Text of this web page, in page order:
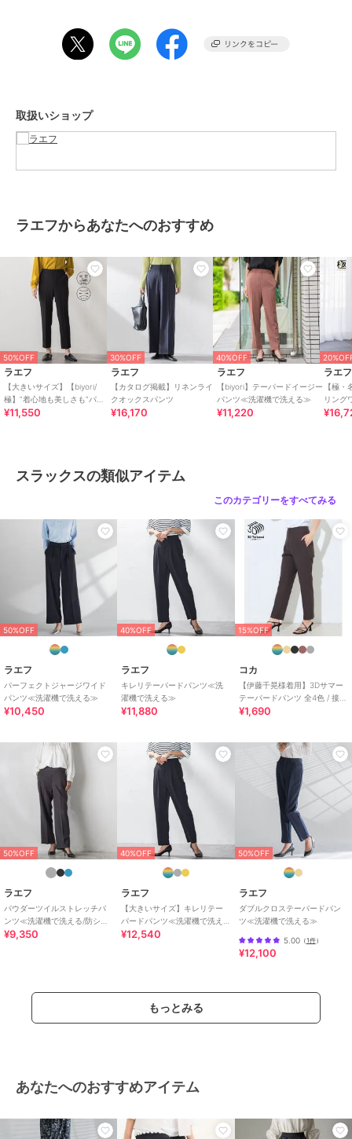
シワになりにくくイージーケア性にも優れた素材となっております。
自然乾燥：日陰の吊り干しがよい。
アイロン：底面温度120℃を限度としてアイロン仕上げができる。
イズが若干異なる場合がございます。
ます。
※撮影状況や光の当たり具合により、色合いが異なって見える場合が
ございます。
※商品タグに記載されたサイズはヌードサイズです。実際の商品のサ
イズは商品情報の実寸をご確認ください。
関連ワード：la.f… ラ エフ レディース 新作 大人コーデ シンプル フォ
ーマル モード マニッシュ 2025秋冬 2025AW 秋冬 秋物 秋服
商品カテゴリ パンツ ／スラックス
カラー ブラック、キャメル
サイズ 7号,9号,11号
素材
ポリエステル95％ ポリウレタン
商品のお取り扱い方法
お手入れ
洗濯機、漂白不可、タンブル乾燥
不可、自然乾燥、アイロン仕上げ
可、ドライ可、ウエットクリーニ
ング可
特徴
パンツ
スキニー・スリム/テーパ
ミッドライズ /パーティ
ー・結婚式・二次会
ー・入学式・卒業式
スラックス
ポリエステル素材/
る/スキニー・スリム/テーパ
ミッドライズ
ー・結婚式・二次会
セレモニ
ー・入学式・卒業式
原産国 中国
取扱いショップ
ラエフからあなたへのおすすめ
50%OFF
ラエフ
【大きいサイズ】【biyori/
極】”着心地も美しさも”パー
フェクトムーブパンツ≪洗濯
¥11,550
30%OFF
ラエフ
【カタログ掲載】リネンライ
クオックスパンツ
¥16,170
40%OFF
ラエフ
【biyori】テーパードイージー
パンツ≪洗濯機で洗える≫
¥11,220
ラエフ
【極
リング
スラックスの類似アイテム
このカテゴリーをすべてみる
50%OFF
ラエフ
パーフェクトジャージワイド
パンツ≪洗濯機で洗える≫
¥10,450
40%OFF
ラエフ
キレリテーパードパンツ≪洗
濯機で洗える≫
¥11,880
15%OFF
コカ
【伊藤千晃様着用】3Dサマー
テーパードパンツ 全4色 / 接触
冷感・シワになりにくい
¥1,690
50%OFF
ラエフ
パウダーツイルストレッチパ
ンツ≪洗濯機で洗える/防シワ/
セットアップ対応≫
¥9,350
40%OFF
ラエフ
【大きいサイズ】キレリテー
パードパンツ≪洗濯機で洗え
る≫
¥12,540
50%OFF
ラエフ
ダブルクロステーパードパン
ツ≪洗濯機で洗える≫
5.00（1件）
¥12,100
もっとみる
あなたへのおすすめアイテム